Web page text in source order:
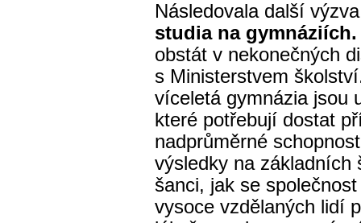
Následovala další
studia na gymnáziích.
obstát v nekonečných
s Ministerstvem
víceletá gymnázia jsou
které potřebují dostat
nadprůměrné
výsledky na základních
šanci, jak se
vysoce vzdělaných lidí